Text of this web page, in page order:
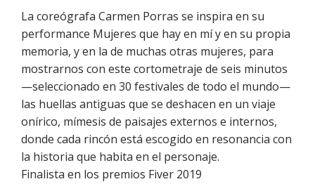
La coreógrafa Carmen Porras se inspira en su
performance Mujeres que hay en mí y en su propia
memoria, y en la de muchas otras mujeres, para
mostrarnos con este cortometraje de seis minutos
—seleccionado en 30 festivales de todo el mundo—
las huellas antiguas que se deshacen en un viaje
onírico, mímesis de paisajes externos e internos,
donde cada rincón está escogido en resonancia con
la historia que habita en el personaje.
Finalista en los premios Fiver 2019